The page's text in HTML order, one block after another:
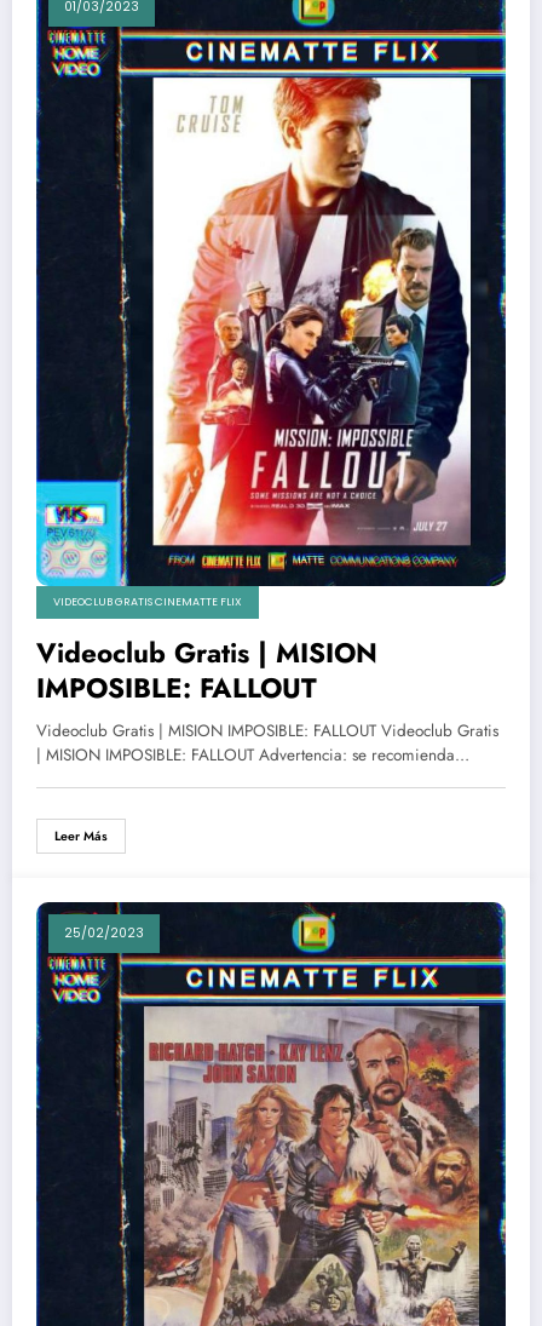
01/03/2023
VIDEOCLUB GRATIS CINEMATTE FLIX
Videoclub Gratis | MISION
IMPOSIBLE: FALLOUT
Videoclub Gratis | MISION IMPOSIBLE: FALLOUT Videoclub Gratis
| MISION IMPOSIBLE: FALLOUT Advertencia: se recomienda…
Leer Más
25/02/2023